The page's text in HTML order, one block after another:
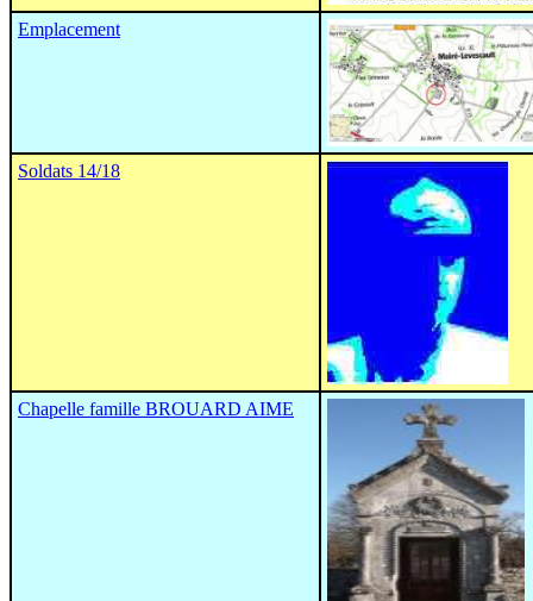
Emplacement
Soldats 14/18
Chapelle famille BROUARD AIME